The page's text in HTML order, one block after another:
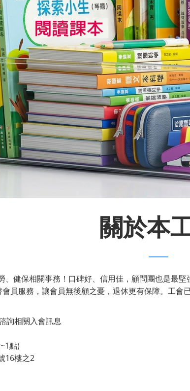
關於本
健保相關事務！口碑好、信用佳，顧問團也是最
會員服務，讓會員無後顧之憂，退休更有保障。工
詢相關入會訊息
點)
16樓之2